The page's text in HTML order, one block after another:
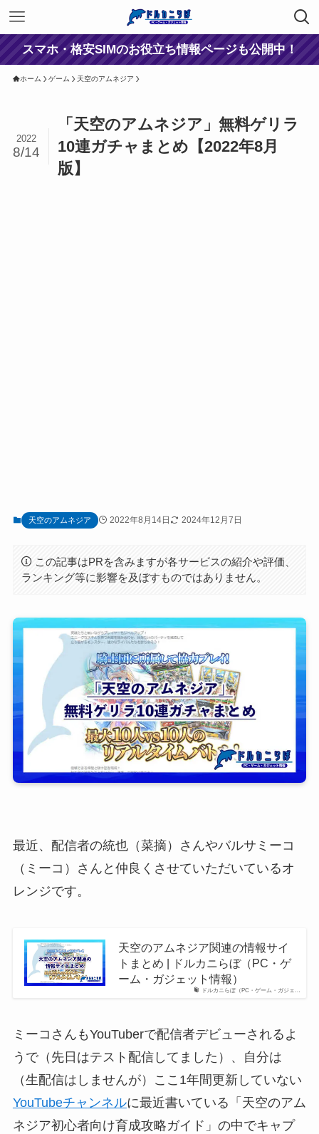
スマホ・格安SIMのお役立ち情報ページも公開中！
ホーム ゲーム 天空のアムネジア
「天空のアムネジア」無料ゲリラ
10連ガチャまとめ【2022年8月
版】
2022
8/14
天空のアムネジア 2022年8月14日 2024年12月7日
この記事はPRを含みますが各サービスの紹介や評価、
ランキング等に影響を及ぼすものではありません。
最近、配信者の統也（菜摘）さんやバルサミーコ
（ミーコ）さんと仲良くさせていただいているオ
レンジです。
ドルカニらぼ（PC・ゲーム・ガジェ…
天空のアムネジア関連の情報サイ
トまとめ | ドルカニらぼ（PC・ゲ
ーム・ガジェット情報）
ミーコさんもYouTuberで配信者デビューされるよ
うで（先日はテスト配信してました）、自分は
（生配信はしませんが）ここ1年間更新していない
YouTubeチャンネルに最近書いている「天空のアム
ネジア初心者向け育成攻略ガイド」の中でキャプ